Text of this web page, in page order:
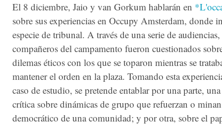
El 8 diciembre, Jaio y van Gorkum hablarán en
sobre sus experiencias en Occupy Amsterdam, donde
especie de tribunal. A través de una serie de audiencias,
compañeros del campamento fueron cuestionados
dilemas éticos con los que se toparon mientras se
mantener el orden en la plaza. Tomando esta
caso de estudio, se pretende entablar por una parte,
crítica sobre dinámicas de grupo que refuerzan o
democrático de una comunidad; y por otra, sobre el